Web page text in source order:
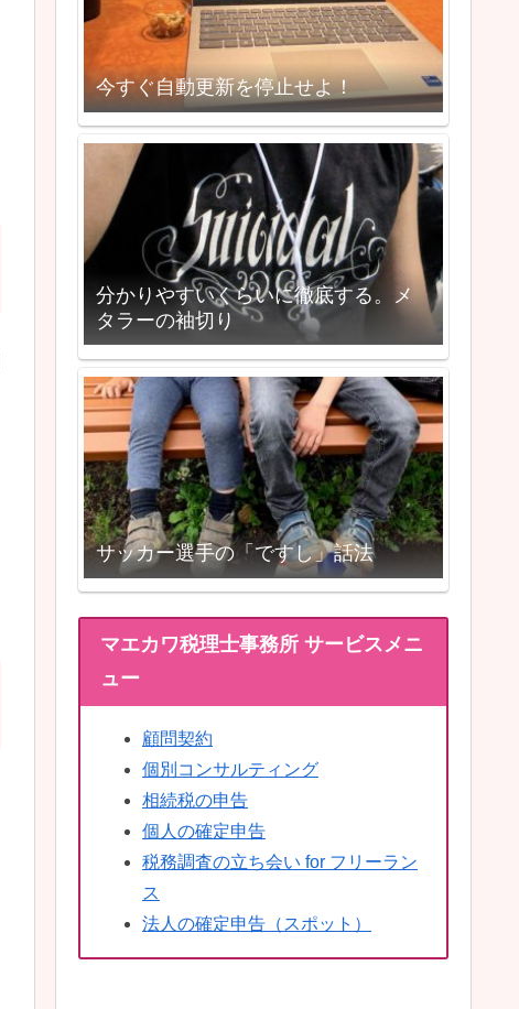
今すぐ自動更新を停止せよ！
分かりやすいくらいに徹底する。メ
タラーの袖切り
サッカー選手の「ですし」話法
マエカワ税理士事務所 サービスメニ
ュー
顧問契約
個別コンサルティング
相続税の申告
個人の確定申告
税務調査の立ち会い for フリーラン
ス
法人の確定申告（スポット）